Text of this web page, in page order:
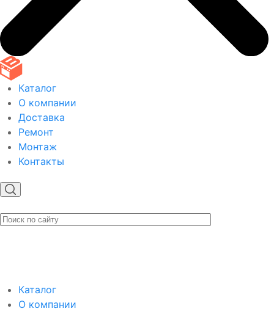
Каталог
О компании
Доставка
Ремонт
Монтаж
Контакты
Каталог
О компании